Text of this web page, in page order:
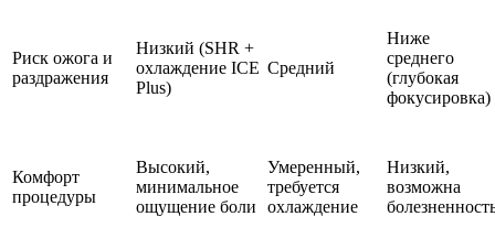
Риск ожога и
раздражения
Низкий (SHR +
охлаждение ICE
Plus)
Средний
Ниже
среднего
(глубокая
фокусировка)
Комфорт
процедуры
Высокий,
минимальное
ощущение боли
Умеренный,
требуется
охлаждение
Низкий,
возможна